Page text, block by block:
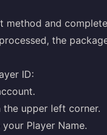
method and
the
ID:
upper left corner.
Player Name.